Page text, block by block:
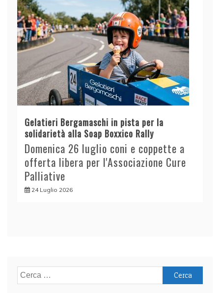
Gelatieri Bergamaschi in pista per la
solidarietà alla Soap Boxxico Rally
Domenica 26 luglio coni e coppette a
offerta libera per l'Associazione Cure
Palliative
24 Luglio 2026
Ricerca
per: